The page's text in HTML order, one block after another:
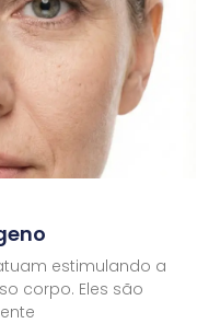
estimulando a
corpo. Eles são